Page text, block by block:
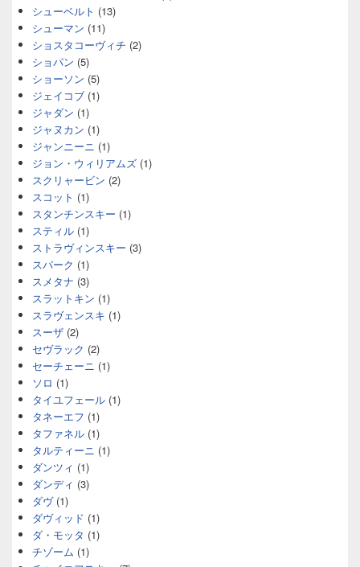
シューベルト (13)
シューマン (11)
ショスタコーヴィチ (2)
ショパン (5)
ショーソン (5)
ジェイコブ (1)
ジャダン (1)
ジャヌカン (1)
ジャンニーニ (1)
ジョン・ウィリアムズ (1)
スクリャービン (2)
スコット (1)
スタンチンスキー (1)
スティル (1)
ストラヴィンスキー (3)
スパーク (1)
スメタナ (3)
スラットキン (1)
スラヴェンスキ (1)
スーザ (2)
セヴラック (2)
セーチェーニ (1)
ソロ (1)
タイユフェール (1)
タネーエフ (1)
タファネル (1)
タルティーニ (1)
ダンツィ (1)
ダンディ (3)
ダヴ(1)
ダヴィッド (1)
ダ・モッタ (1)
チゾーム (1)